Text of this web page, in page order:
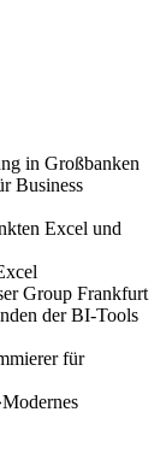
in Großbanken
Business
Excel und
Group Frankfurt
der BI-Tools
für